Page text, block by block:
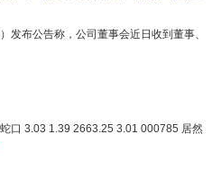
发布公告称，公司董事会近日收到董事、
口 3.03 1.39 2663.25 3.01 000785 居然